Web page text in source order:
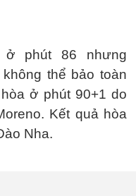
phút 86 nhưng
thể bảo toàn
ở phút 90+1 do
Kết quả hòa
Nha.